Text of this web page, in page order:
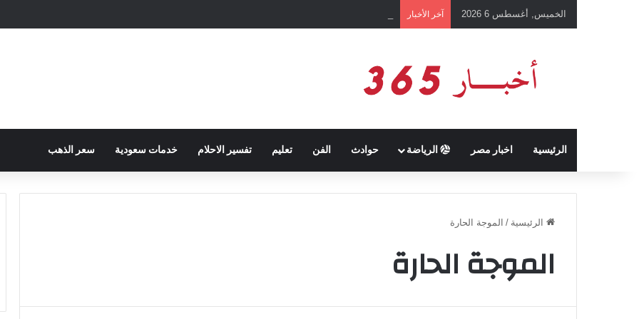
الخميس, أغسطس 6 2026 آخر الأخبار
الرئيسية اخبار مصر الرياضة حوادث الفن تعليم تفسير الاحلام خدمات سعودية سعر الذهب
الرئيسية / الموجة الحارة
الموجة الحارة